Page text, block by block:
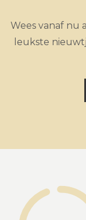
Wees vanaf nu
leukste